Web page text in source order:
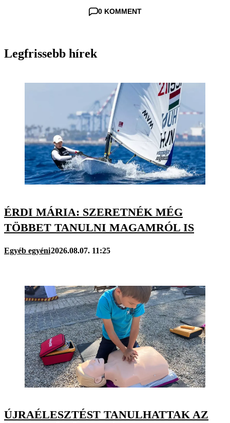
0 KOMMENT
Legfrissebb hírek
ÉRDI MÁRIA: SZERETNÉK MÉG
TÖBBET TANULNI MAGAMRÓL IS
Egyéb egyéni2026.08.07. 11:25
ÚJRAÉLESZTÉST TANULHATTAK AZ